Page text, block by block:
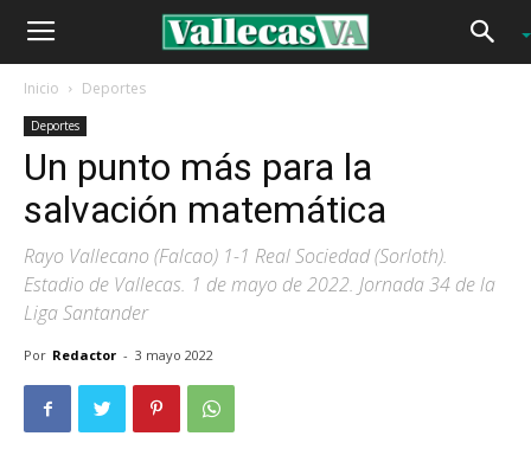
Inicio Deportes
Deportes
Un punto más para la
salvación matemática
Rayo Vallecano (Falcao) 1-1 Real Sociedad (Sorloth).
Estadio de Vallecas. 1 de mayo de 2022. Jornada 34 de la
Liga Santander
Por Redactor - 3 mayo 2022